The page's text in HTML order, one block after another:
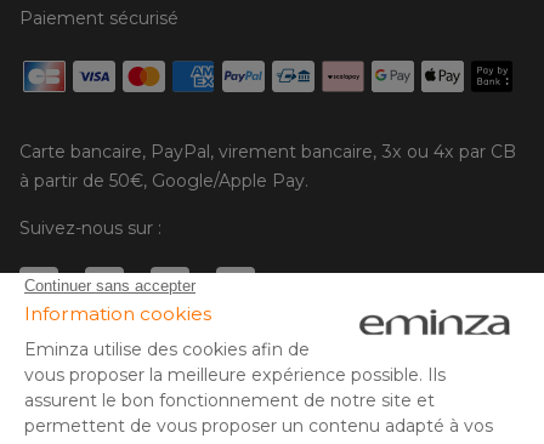
Paiement sécurisé
Carte bancaire, PayPal, virement bancaire, 3x ou 4x par CB
à partir de 50€, Google/Apple Pay.
Suivez-nous sur :
© Copyright 2025 Eminza | Tous droits réservés |
ESPAÑA
ITALIE
FRA